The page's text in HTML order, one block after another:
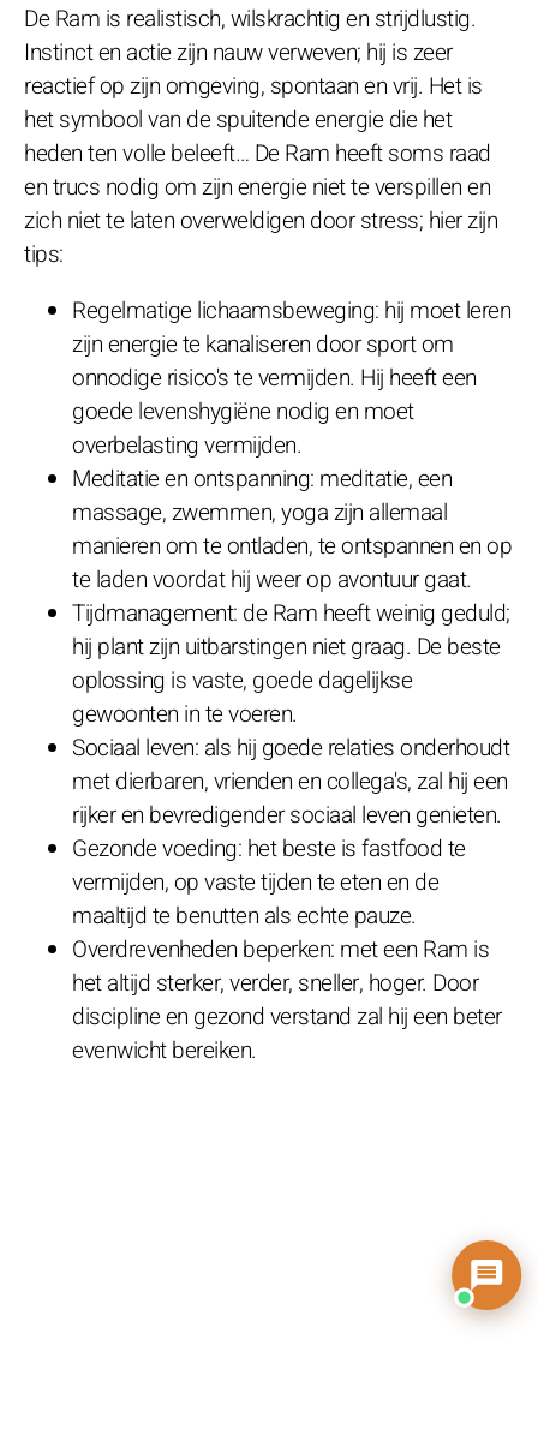
De Ram is realistisch, wilskrachtig en strijdlustig.
Instinct en actie zijn nauw verweven; hij is zeer
reactief op zijn omgeving, spontaan en vrij. Het is
het symbool van de spuitende energie die het
heden ten volle beleeft… De Ram heeft soms raad
en trucs nodig om zijn energie niet te verspillen en
zich niet te laten overweldigen door stress; hier zijn
tips:
Regelmatige lichaamsbeweging: hij moet leren
zijn energie te kanaliseren door sport om
onnodige risico's te vermijden. Hij heeft een
goede levenshygiëne nodig en moet
overbelasting vermijden.
Meditatie en ontspanning: meditatie, een
massage, zwemmen, yoga zijn allemaal
manieren om te ontladen, te ontspannen en op
te laden voordat hij weer op avontuur gaat.
Tijdmanagement: de Ram heeft weinig geduld;
hij plant zijn uitbarstingen niet graag. De beste
oplossing is vaste, goede dagelijkse
gewoonten in te voeren.
Sociaal leven: als hij goede relaties onderhoudt
met dierbaren, vrienden en collega's, zal hij een
rijker en bevredigender sociaal leven genieten.
Gezonde voeding: het beste is fastfood te
vermijden, op vaste tijden te eten en de
maaltijd te benutten als echte pauze.
Overdrevenheden beperken: met een Ram is
het altijd sterker, verder, sneller, hoger. Door
discipline en gezond verstand zal hij een beter
evenwicht bereiken.